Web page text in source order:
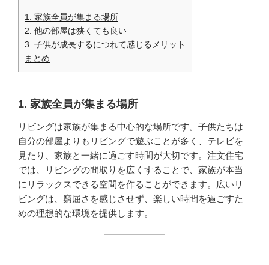
1. 家族全員が集まる場所
2. 他の部屋は狭くても良い
3. 子供が成長するにつれて感じるメリット
まとめ
1. 家族全員が集まる場所
リビングは家族が集まる中心的な場所です。子供たちは
自分の部屋よりもリビングで遊ぶことが多く、テレビを
見たり、家族と一緒に過ごす時間が大切です。注文住宅
では、リビングの間取りを広くすることで、家族が本当
にリラックスできる空間を作ることができます。広いリ
ビングは、窮屈さを感じさせず、楽しい時間を過ごすた
めの理想的な環境を提供します。